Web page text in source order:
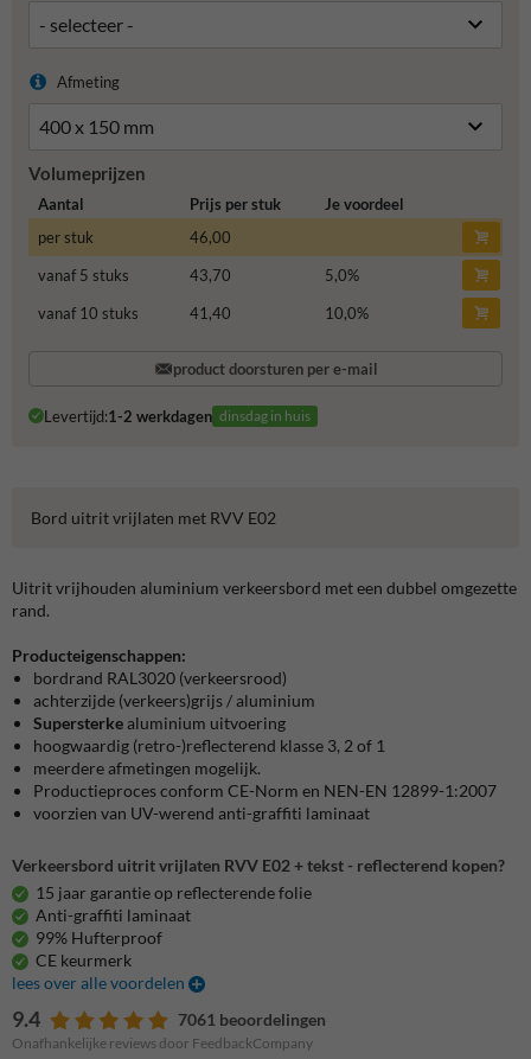
Afmeting
Volumeprijzen
Aantal Prijs per stuk
Je voordeel
per stuk
46,00
vanaf 5 stuks
43,70 5,0%
vanaf 10 stuks
41,40 10,0%
product doorsturen per e-mail
Levertijd:1-2 werkdagen dinsdag in huis
Bord uitrit vrijlaten met RVV E02
Uitrit vrijhouden aluminium verkeersbord met een dubbel omgezette
rand.
Producteigenschappen:
bordrand RAL3020 (verkeersrood)
achterzijde (verkeers)grijs / aluminium
Supersterkealuminium uitvoering
hoogwaardig (retro-)reflecterend klasse 3, 2 of 1
meerdere afmetingen mogelijk.
Productieproces conform CE-Norm en NEN-EN 12899-1:2007
voorzien van UV-werend anti-graffiti laminaat
Verkeersbord uitrit vrijlaten RVV E02 + tekst - reflecterend kopen?
15 jaar garantie op reflecterende folie
Anti-graffiti laminaat
99% Hufterproof
CE keurmerk
lees over alle voordelen
9.4 7061 beoordelingen
Onafhankelijke reviews door FeedbackCompany